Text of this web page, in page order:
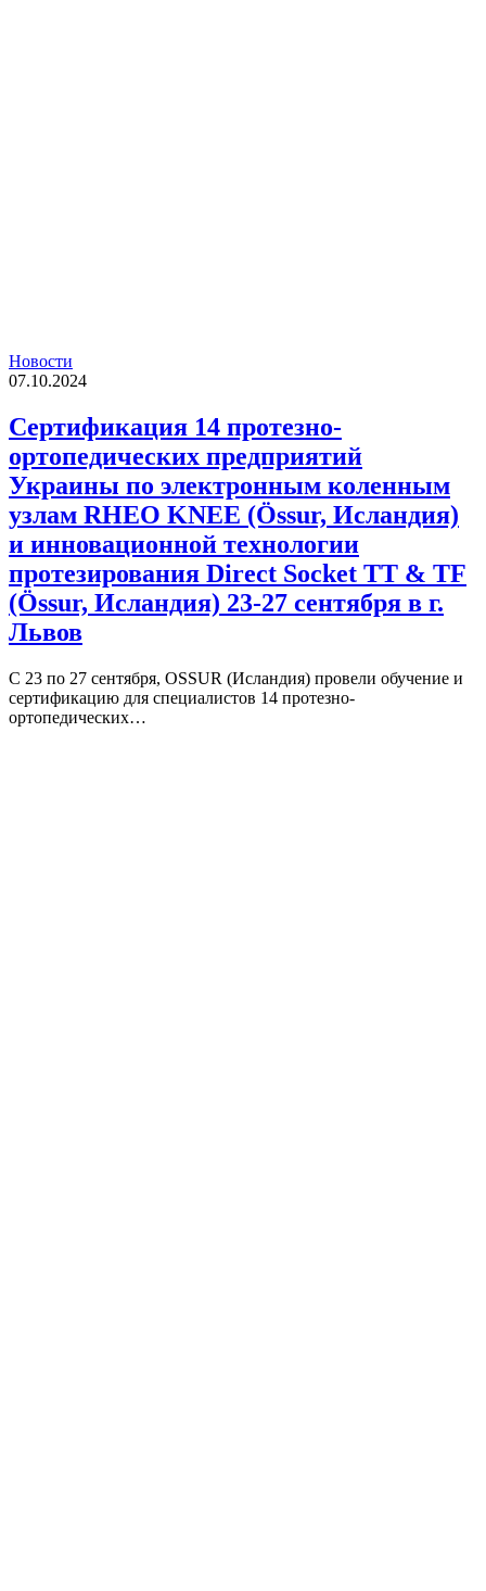
Новости
07.10.2024
Сертификация 14 протезно-
ортопедических предприятий
Украины по электронным коленным
узлам RHEO KNEE (Össur, Исландия)
и инновационной технологии
протезирования Direct Sockеt TT & TF
(Össur, Исландия) 23-27 сентября в г.
Львов
С 23 по 27 сентября, OSSUR (Исландия) провели обучение и
сертификацию для специалистов 14 протезно-
ортопедических…